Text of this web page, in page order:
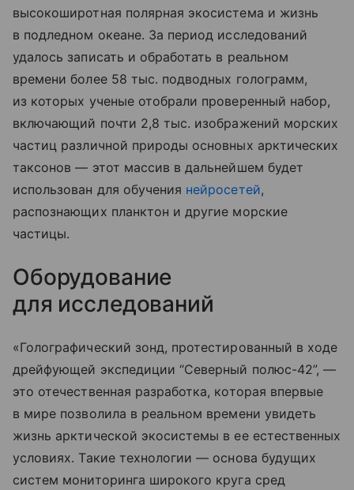
высокоширотная полярная экосистема и жизнь
в подледном океане. За период исследований
удалось записать и обработать в реальном
времени более 58 тыс. подводных голограмм,
из которых ученые отобрали проверенный набор,
включающий почти 2,8 тыс. изображений морских
частиц различной природы основных арктических
таксонов — этот массив в дальнейшем будет
использован для обучения нейросетей,
распознающих планктон и другие морские
частицы.
Оборудование
для исследований
«Голографический зонд, протестированный в ходе
дрейфующей экспедиции “Северный полюс-42”, —
это отечественная разработка, которая впервые
в мире позволила в реальном времени увидеть
жизнь арктической экосистемы в ее естественных
условиях. Такие технологии — основа будущих
систем мониторинга широкого круга сред